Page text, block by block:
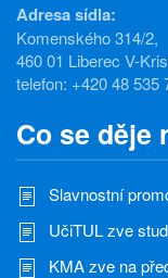
Adresa sídla:
Komenského 314/2,
460 01 Liberec V-
telefon: +420 48 535
Co se děje
Slavnostní
UčiTUL zve
KMA zve na